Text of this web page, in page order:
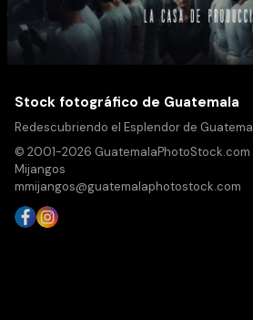
Stock fotográfico de Guatemala
Redescubriendo el Esplendor de
© 2001-2026 GuatemalaPhotoStock.com
Mijangos
mmijangos@guatemalaphotostock.com